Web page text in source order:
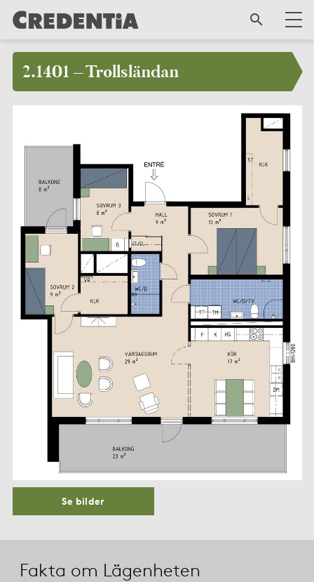
2.1401 – Trollsländan
Fakta om Lägenheten
Se bilder